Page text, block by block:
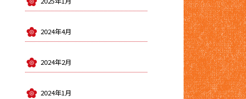
2024年4月
2024年2月
2024年1月